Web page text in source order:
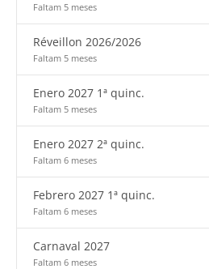
Faltam 5 meses
Réveillon 2026/2026
Faltam 5 meses
Enero 2027 1ª quinc.
Faltam 5 meses
Enero 2027 2ª quinc.
Faltam 6 meses
Febrero 2027 1ª quinc.
Faltam 6 meses
Carnaval 2027
Faltam 6 meses